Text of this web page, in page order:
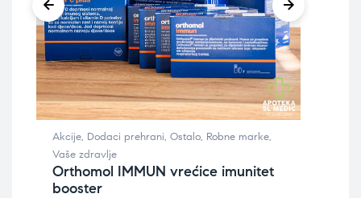
Akcije, Dodaci prehrani, Ostalo, Robne marke,
Vaše zdravlje
Orthomol IMMUN vrećice imunitet
booster